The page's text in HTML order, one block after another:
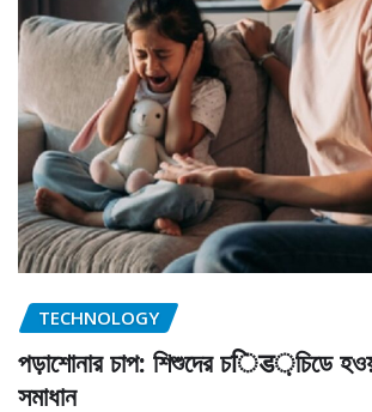
TECHNOLOGY
পড়াশোনার চাপ: শিশুদের চिड়চিডে
সমাধান